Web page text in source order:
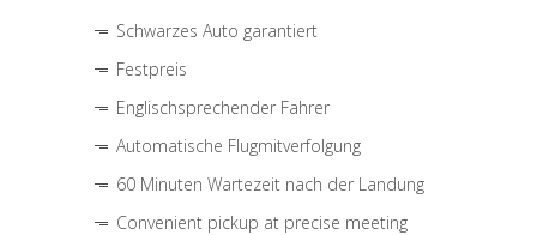
Schwarzes Auto garantiert
Festpreis
Englischsprechender Fahrer
Automatische Flugmitverfolgung
60 Minuten Wartezeit nach der Landung
Convenient pickup at precise meeting